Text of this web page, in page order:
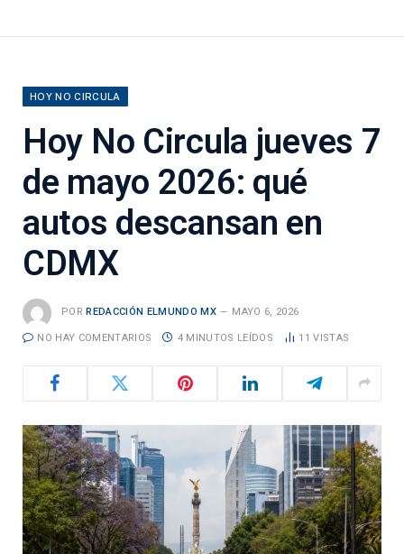
HOY NO CIRCULA
Hoy No Circula jueves 7
de mayo 2026: qué
autos descansan en
CDMX
POR REDACCIÓN ELMUNDO MX MAYO 6, 2026
NO HAY COMENTARIOS 4 MINUTOS LEÍDOS 11VISTAS